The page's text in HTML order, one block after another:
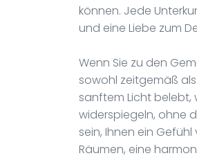
können. Jede
und eine Liebe zum
Wenn Sie zu den
sowohl zeitgemäß
sanftem Licht belebt,
widerspiegeln, ohne
sein, Ihnen ein
Räumen, eine